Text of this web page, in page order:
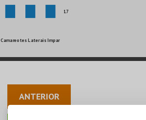
17
Camareotes Laterais Impar
ANTERIOR